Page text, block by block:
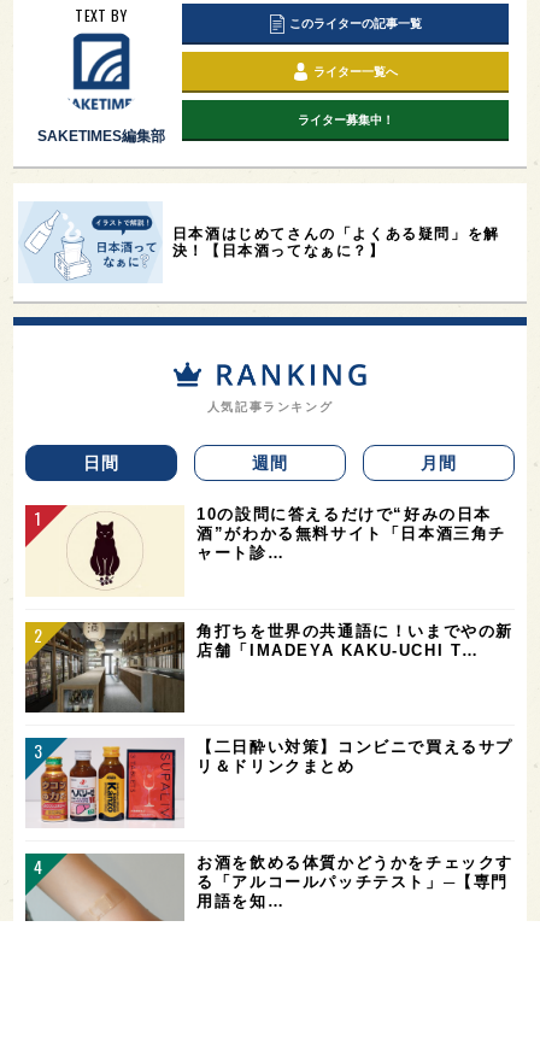
TEXT BY
SAKETIMES編集部
このライターの記事一覧
ライター一覧へ
ライター募集中！
日本酒はじめてさんの「よくある疑問」を解
決！【日本酒ってなぁに？】
人気記事ランキング
日間 週間 月間
10の設問に答えるだけで“好みの日本
酒”がわかる無料サイト「日本酒三角チ
ャート診…
角打ちを世界の共通語に！いまでやの新
店舗「IMADEYA KAKU-UCHI T…
【二日酔い対策】コンビニで買えるサプ
リ＆ドリンクまとめ
お酒を飲める体質かどうかをチェックす
る「アルコールパッチテスト」─【専門
用語を知…